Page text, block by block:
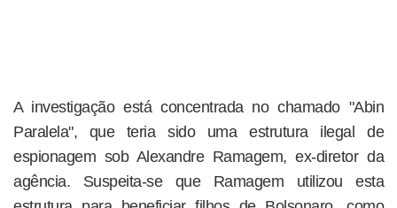
A investigação está concentrada no chamado "Abin
Paralela", que teria sido uma estrutura ilegal de
espionagem sob Alexandre Ramagem, ex-diretor da
agência. Suspeita-se que Ramagem utilizou esta